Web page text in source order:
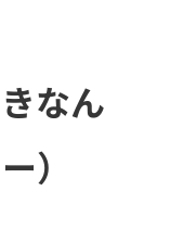
なん
）